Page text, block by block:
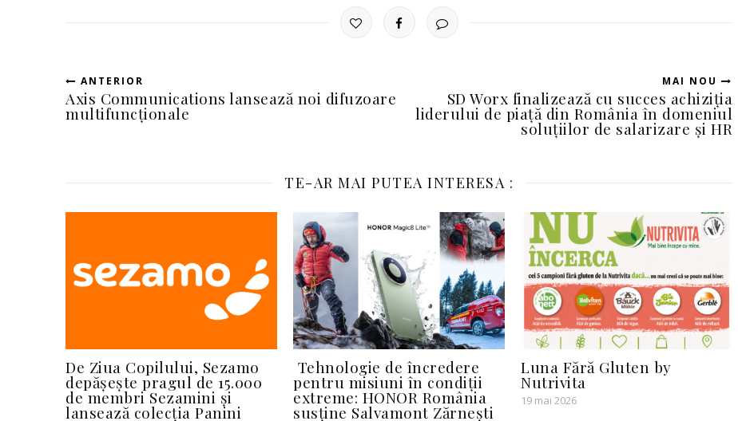
ANTERIOR
Axis Communications lansează noi difuzoare
multifuncționale
MAI NOU
SD Worx finalizează cu succes achiziția
liderului de piață din România în domeniul
soluțiilor de salarizare și HR
TE-AR MAI PUTEA INTERESA :
De Ziua Copilului, Sezamo
depășește pragul de 15.000
de membri Sezamini și
lansează colecția Panini
Tehnologie de încredere
pentru misiuni în condiții
extreme: HONOR România
susține Salvamont Zărnești
Luna Fără Gluten by
Nutrivita
19 mai 2026